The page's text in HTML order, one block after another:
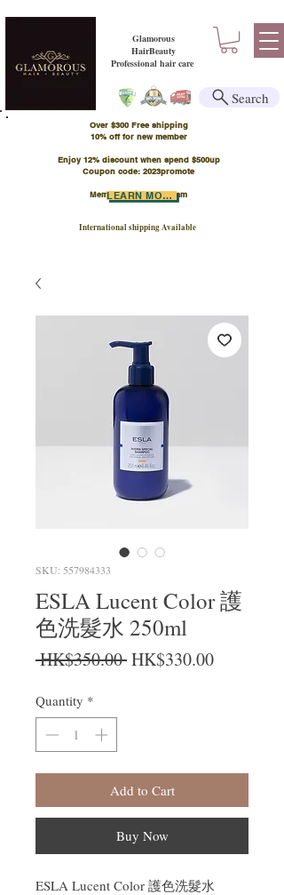
Glamorous
HairBeauty
Professional hair care
Over $300 Free shipping
​10% off for new member
Enjoy 12% discount when spend $500up
Coupon code: 2023promote
Member Points Program
International shipping Available
LEARN MORE
Search
SKU: 557984333
ESLA Lucent Color 護
色洗髮水 250ml
HK$350.00 Regular Price
HK$330.00Sale Price
Quantity *
Add to Cart
Buy Now
ESLA Lucent Color 護色洗髮水